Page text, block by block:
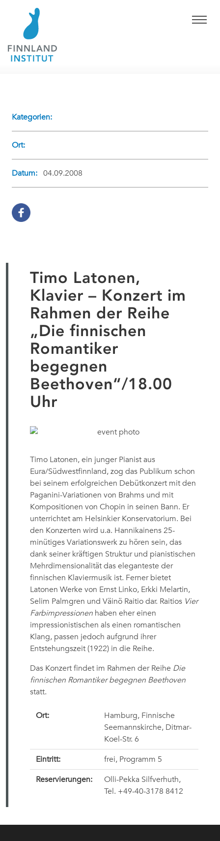
Kategorien:
Ort:
Datum: 04.09.2008
Timo Latonen,
Klavier – Konzert im
Rahmen der Reihe
„Die finnischen
Romantiker
begegnen
Beethoven“/18.00
Uhr
Timo Latonen, ein junger Pianist aus
Eura/Südwestfinnland, zog das Publikum schon
bei seinem erfolgreichen Debütkonzert mit den
Paganini-Variationen von Brahms und mit
Kompositionen von Chopin in seinen Bann. Er
unterrichtet am Helsinkier Konservatorium. Bei
den Konzerten wird u.a. Hannikainens 25-
minütiges Variationswerk zu hören sein, das
dank seiner kräftigen Struktur und pianistischen
Mehrdimensionalität das eleganteste der
finnischen Klaviermusik ist. Ferner bietet
Latonen Werke von Ernst Linko, Erkki Melartin,
Selim Palmgren und Väinö Raitio dar. Raitios Vier
Farbimpressionen haben eher einen
impressionistischen als einen romantischen
Klang, passen jedoch aufgrund ihrer
Entstehungszeit (1922) in die Reihe.
Das Konzert findet im Rahmen der Reihe Die
finnischen Romantiker begegnen Beethoven
statt.
Ort:
Hamburg, Finnische
Seemannskirche, Ditmar-
Koel-Str. 6
Eintritt: frei, Programm 5 
Reservierungen:
Olli-Pekka Silfverhuth,
Tel. +49-40-3178 8412